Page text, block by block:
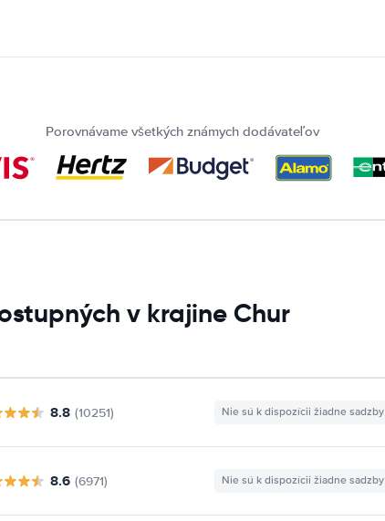
Porovnávame všetkých známych dodávateľov
v krajine Chur
8.8 (10251) Nie sú k dispozícii žiadne sadzby
8.6 (6971) Nie sú k dispozícii žiadne sadzby